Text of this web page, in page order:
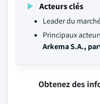
Acteurs clés
Leader du
Principaux
Arkema S.A.,
Obtenez des